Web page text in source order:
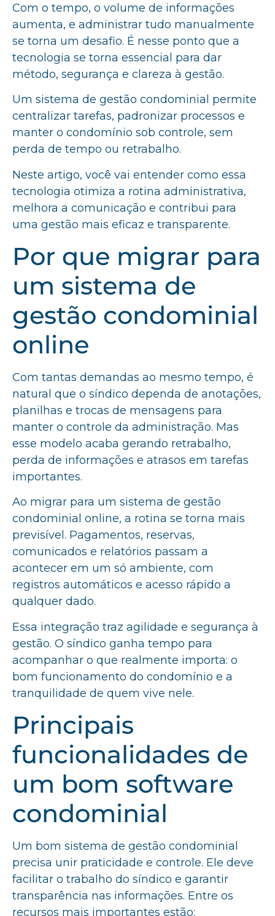
Com o tempo, o volume de informações
aumenta, e administrar tudo manualmente
se torna um desafio. É nesse ponto que a
tecnologia se torna essencial para dar
método, segurança e clareza à gestão.
Um sistema de gestão condominial permite
centralizar tarefas, padronizar processos e
manter o condomínio sob controle, sem
perda de tempo ou retrabalho.
Neste artigo, você vai entender como essa
tecnologia otimiza a rotina administrativa,
melhora a comunicação e contribui para
uma gestão mais eficaz e transparente.
Por que migrar para
um sistema de
gestão condominial
online
Com tantas demandas ao mesmo tempo, é
natural que o síndico dependa de anotações,
planilhas e trocas de mensagens para
manter o controle da administração. Mas
esse modelo acaba gerando retrabalho,
perda de informações e atrasos em tarefas
importantes.
Ao migrar para um sistema de gestão
condominial online, a rotina se torna mais
previsível. Pagamentos, reservas,
comunicados e relatórios passam a
acontecer em um só ambiente, com
registros automáticos e acesso rápido a
qualquer dado.
Essa integração traz agilidade e segurança à
gestão. O síndico ganha tempo para
acompanhar o que realmente importa: o
bom funcionamento do condomínio e a
tranquilidade de quem vive nele.
Principais
funcionalidades de
um bom software
condominial
Um bom sistema de gestão condominial
precisa unir praticidade e controle. Ele deve
facilitar o trabalho do síndico e garantir
transparência nas informações. Entre os
recursos mais importantes estão: